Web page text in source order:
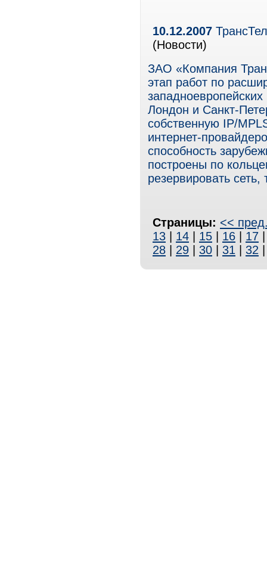
10.12.2007
(Новости)
ЗАО «Компания
этап работ по
Лондон и Санкт-
собственную IP/
интернет-
способность
построены по
резервировать
Страницы: <<
13
14 15 16 17
28
29 30 31 32